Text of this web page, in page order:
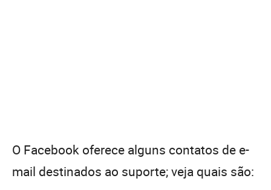
O Facebook oferece alguns contatos de e-
mail destinados ao suporte; veja quais são: